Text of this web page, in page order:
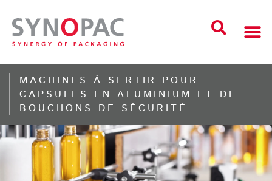
MACHINES À SERTIR POUR
CAPSULES EN ALUMINIUM ET DE
BOUCHONS DE SÉCURITÉ